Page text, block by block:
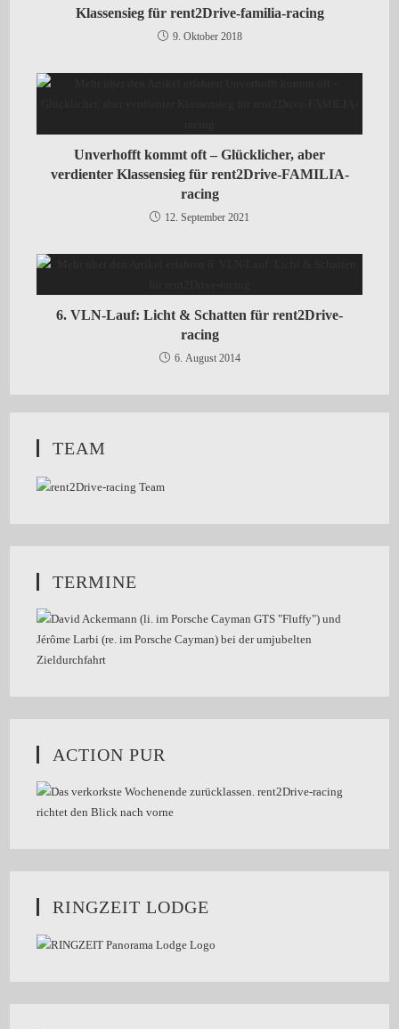
Klassensieg für rent2Drive-familia-racing
9. Oktober 2018
Unverhofft kommt oft – Glücklicher, aber
verdienter Klassensieg für rent2Drive-FAMILIA-
racing
12. September 2021
6. VLN-Lauf: Licht & Schatten für rent2Drive-
racing
6. August 2014
TEAM
TERMINE
ACTION PUR
RINGZEIT LODGE